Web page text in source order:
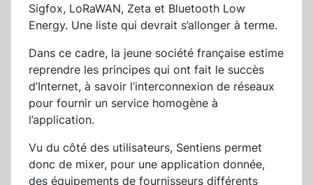
Sigfox, LoRaWAN, Zeta et Bluetooth Low
Energy. Une liste qui devrait s’allonger à terme.
Dans ce cadre, la jeune société française estime
reprendre les principes qui ont fait le succès
d’Internet, à savoir l’interconnexion de réseaux
pour fournir un service homogène à
l’application.
Vu du côté des utilisateurs, Sentiens permet
donc de mixer, pour une application donnée,
des équipements de fournisseurs différents